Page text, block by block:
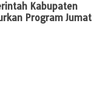
Kabupaten
Program Jumat